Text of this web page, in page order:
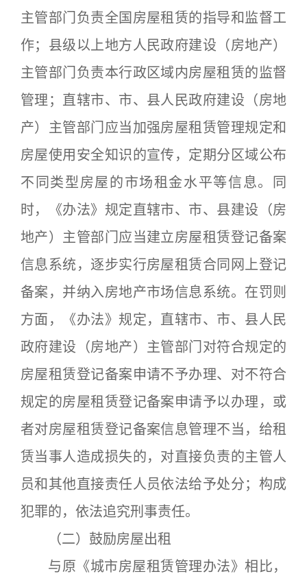
主管部门负责全国房屋租赁的指导和监督工
作；县级以上地方人民政府建设（房地产）
主管部门负责本行政区域内房屋租赁的监督
管理；直辖市、市、县人民政府建设（房地
产）主管部门应当加强房屋租赁管理规定和
房屋使用安全知识的宣传，定期分区域公布
不同类型房屋的市场租金水平等信息。同
时，《办法》规定直辖市、市、县建设（房
地产）主管部门应当建立房屋租赁登记备案
信息系统，逐步实行房屋租赁合同网上登记
备案，并纳入房地产市场信息系统。在罚则
方面，《办法》规定，直辖市、市、县人民
政府建设（房地产）主管部门对符合规定的
房屋租赁登记备案申请不予办理、对不符合
规定的房屋租赁登记备案申请予以办理，或
者对房屋租赁登记备案信息管理不当，给租
赁当事人造成损失的，对直接负责的主管人
员和其他直接责任人员依法给予处分；构成
犯罪的，依法追究刑事责任。
（二）鼓励房屋出租
与原《城市房屋租赁管理办法》相比，